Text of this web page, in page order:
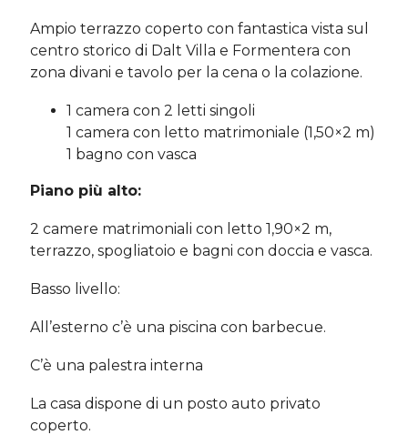
Ampio terrazzo coperto con fantastica vista sul
centro storico di Dalt Villa e Formentera con
zona divani e tavolo per la cena o la colazione.
1 camera con 2 letti singoli
1 camera con letto matrimoniale (1,50×2 m)
1 bagno con vasca
Piano più alto:
2 camere matrimoniali con letto 1,90×2 m,
terrazzo, spogliatoio e bagni con doccia e vasca.
Basso livello:
All’esterno c’è una piscina con barbecue.
C’è una palestra interna
La casa dispone di un posto auto privato
coperto.